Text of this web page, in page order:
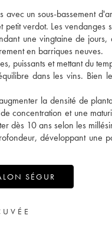
un sous-bassement
verdot. Les vendanges
une vingtaine de
en barriques neuves.
puissants et mettant du
dans les vins. Bien
la densité de
concentration et une
dès 10 ans selon les
développant une
SÉGUR